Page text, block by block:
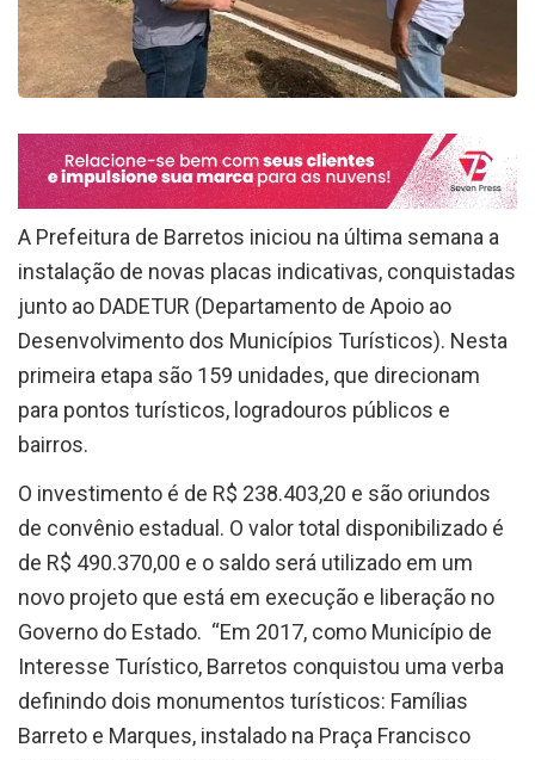
A Prefeitura de Barretos iniciou na última semana a
instalação de novas placas indicativas, conquistadas
junto ao DADETUR (Departamento de Apoio ao
Desenvolvimento dos Municípios Turísticos). Nesta
primeira etapa são 159 unidades, que direcionam
para pontos turísticos, logradouros públicos e
bairros.
de convênio estadual. O valor total disponibilizado é
de R$ 490.370,00 e o saldo será utilizado em um
novo projeto que está em execução e liberação no
Governo do Estado. “Em 2017, como Município de
Interesse Turístico, Barretos conquistou uma verba
definindo dois monumentos turísticos: Famílias
Barreto e Marques, instalado na Praça Francisco
Barreto e o Peão Berranteiro, em frente ao Recinto